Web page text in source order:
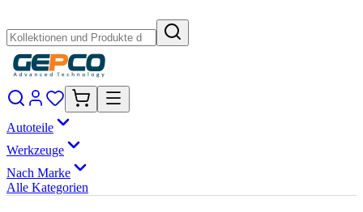
Autoteile
Werkzeuge
Nach Marke
Alle Kategorien